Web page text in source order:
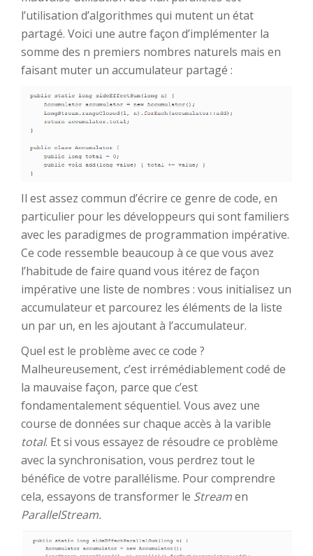
l’utilisation d’algorithmes qui mutent un état
partagé. Voici une autre façon d’implémenter la
somme des n premiers nombres naturels mais en
faisant muter un accumulateur partagé :
Il est assez commun d’écrire ce genre de code, en
particulier pour les développeurs qui sont familiers
avec les paradigmes de programmation impérative.
Ce code ressemble beaucoup à ce que vous avez
l’habitude de faire quand vous itérez de façon
impérative une liste de nombres : vous initialisez un
accumulateur et parcourez les éléments de la liste
un par un, en les ajoutant à l’accumulateur.
Quel est le problème avec ce code ?
Malheureusement, c’est irrémédiablement codé de
la mauvaise façon, parce que c’est
fondamentalement séquentiel. Vous avez une
course de données sur chaque accès à la varible
total. Et si vous essayez de résoudre ce problème
avec la synchronisation, vous perdrez tout le
bénéfice de votre parallélisme. Pour comprendre
cela, essayons de transformer le Streamen
ParallelStream.